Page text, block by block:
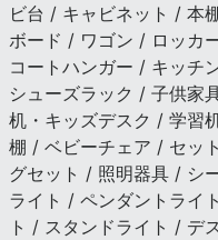
ビ台 / キャビネット / 本
ボード / ワゴン / ロッカ
コートハンガー / キッチ
シューズラック / 子供家
机・キッズデスク / 学習
棚 / ベビーチェア / セッ
グセット / 照明器具 / シ
ライト / ペンダントライ
ト / スタンドライト / デ